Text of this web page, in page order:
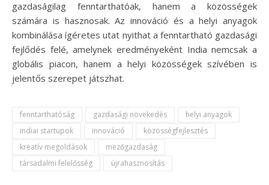
gazdaságilag fenntarthatóak, hanem a közösségek
számára is hasznosak. Az innováció és a helyi anyagok
kombinálása ígéretes utat nyithat a fenntartható gazdasági
fejlődés felé, amelynek eredményeként India nemcsak a
globális piacon, hanem a helyi közösségek szívében is
jelentős szerepet játszhat.
fenntarthatóság gazdasági növekedés
helyi anyagok
indiai startupok
innováció
közösségfejlesztés
kreatív megoldások
mezőgazdaság
társadalmi felelősség
újrahasznosítás